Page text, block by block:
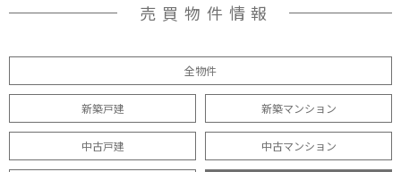
売買物件情報
全物件
新築戸建 新築マンション
中古戸建 中古マンション